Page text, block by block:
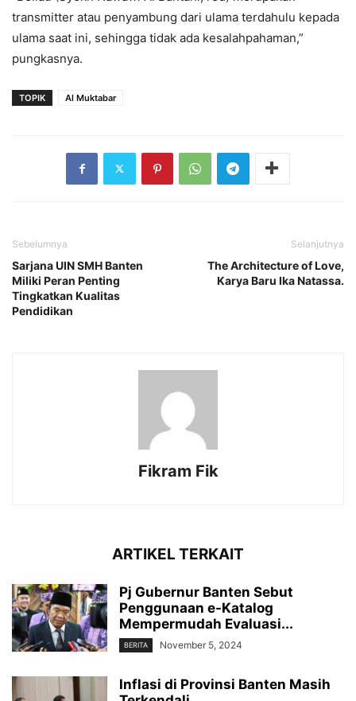
transmitter atau penyambung dari ulama terdahulu kepada
ulama saat ini, sehingga tidak ada kesalahpahaman,”
pungkasnya.
TOPIK Al Muktabar
Sebelumnya
Sarjana UIN SMH Banten
Miliki Peran Penting
Tingkatkan Kualitas
Pendidikan
Selanjutnya
The Architecture of Love,
Karya Baru Ika Natassa.
Fikram Fik
ARTIKEL TERKAIT
Pj Gubernur Banten Sebut
Penggunaan e-Katalog
Mempermudah Evaluasi...
BERITA November 5, 2024
Inflasi di Provinsi Banten Masih